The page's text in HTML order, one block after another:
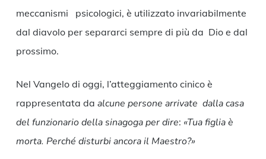
meccanismi psicologici, è utilizzato invariabilmente
dal diavolo per separarci sempre di più da Dio e dal
prossimo.
Nel Vangelo di oggi, l’atteggiamento cinico è
rappresentata da alcune persone arrivate dalla casa
del funzionario della sinagoga per dire: «Tua figlia è
morta. Perché disturbi ancora il Maestro?»